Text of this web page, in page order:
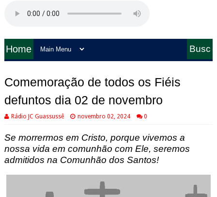
Home
Busc
Comemoração de todos os Fiéis
defuntos dia 02 de novembro
Rádio JC Guassussê novembro 02, 2024 0
Se morrermos em Cristo, porque vivemos a
nossa vida em comunhão com Ele, seremos
admitidos na Comunhão dos Santos!